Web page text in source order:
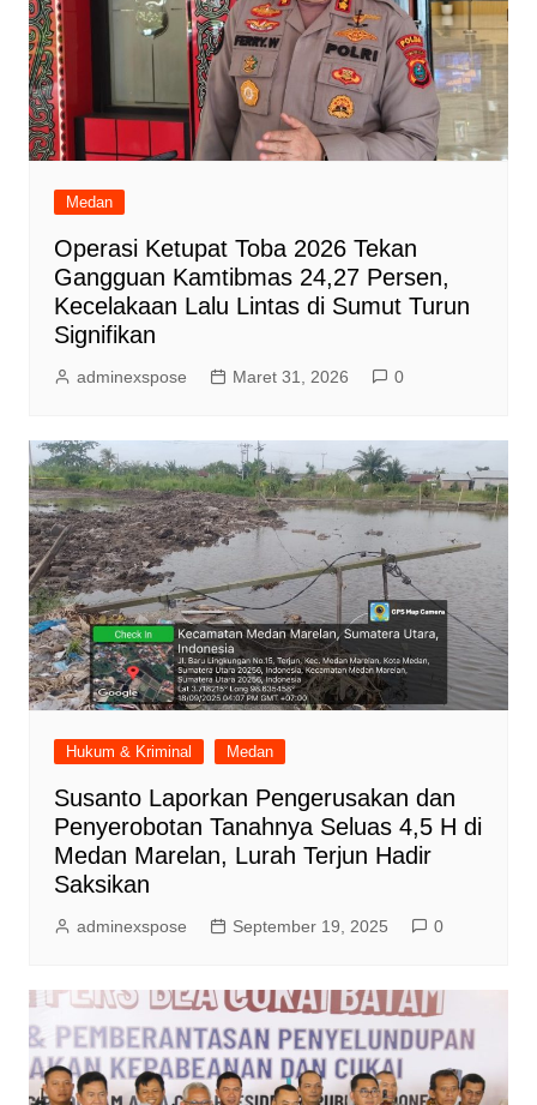
Medan
Operasi Ketupat Toba 2026 Tekan
Gangguan Kamtibmas 24,27 Persen,
Kecelakaan Lalu Lintas di Sumut Turun
Signifikan
adminexspose Maret 31, 2026 0
Hukum & Kriminal Medan
Susanto Laporkan Pengerusakan dan
Penyerobotan Tanahnya Seluas 4,5 H di
Medan Marelan, Lurah Terjun Hadir
Saksikan
adminexspose September 19, 2025 0